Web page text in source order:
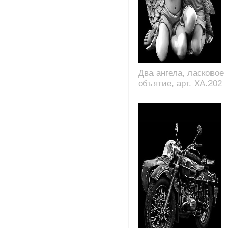
Два ангела, ласковое
объятие, арт. XA.202